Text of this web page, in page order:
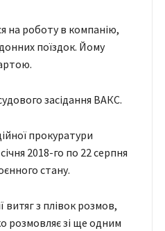
на роботу в компанію,
поїздок. Йому
засідання ВАКС.
прокуратури
2018-го по 22 серпня
стану.
з плівок розмов,
розмовляє зі ще одним